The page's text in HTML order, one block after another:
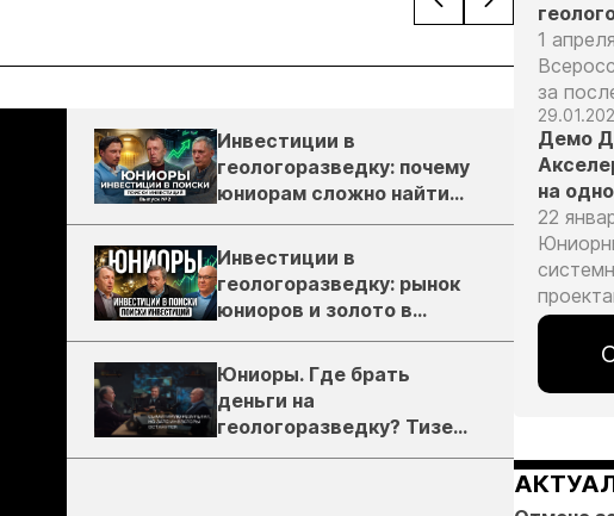
Инвестиции в
геологоразведку: почему
юниорам сложно найти
деньги
Инвестиции в
геологоразведку: рынок
юниоров и золото в
России
Юниоры. Где брать
деньги на
геологоразведку? Тизер
подкаста ЗиТ №1
1
за
Демо
на
22